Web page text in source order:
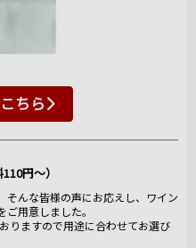
ちら
110円～）
そんな皆様の声にお応えし、ワイン
用意しました。
りますので用途に合わせてお選び